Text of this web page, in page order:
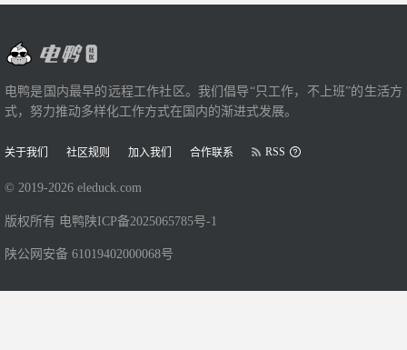
电鸭是国内最早的远程工作社区。我们倡导“只工作，不上班”的生活方
式，努力推动多样化工作方式在国内的渐进式发展。
关于我们 社区规则 加入我们 合作联系 RSS
© 2019-2026 eleduck.com
版权所有 电鸭 陕ICP备2025065785号-1
陕公网安备 61019402000068号